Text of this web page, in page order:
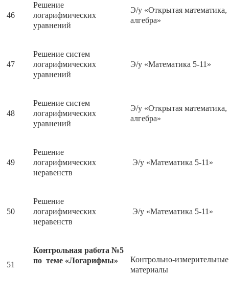
46
Решение
логарифмических
уравнений
Э/у «Открытая математика,
алгебра»
47
Решение систем
логарифмических
уравнений
Э/у «Математика 5-11»
48
Решение систем
логарифмических
уравнений
Э/у «Открытая математика,
алгебра»
49
Решение
логарифмических
неравенств
Э/у «Математика 5-11»
50
Решение
логарифмических
неравенств
Э/у «Математика 5-11»
51
Контрольная работа №5
по теме «Логарифмы»
Контрольно-измерительные
материалы